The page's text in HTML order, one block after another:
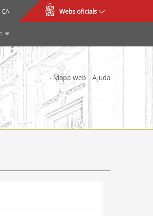
CA
ES Webs oficials
Mapa web Ajuda